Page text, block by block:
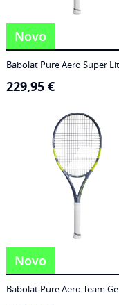
Novo
Babolat Pure Aero Super
229,95 €
Novo
Babolat Pure Aero Team